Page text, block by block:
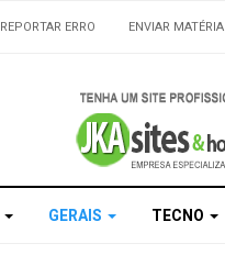
REPORTAR ERRO ENVIAR MATÉRIA
GERAIS TECNO